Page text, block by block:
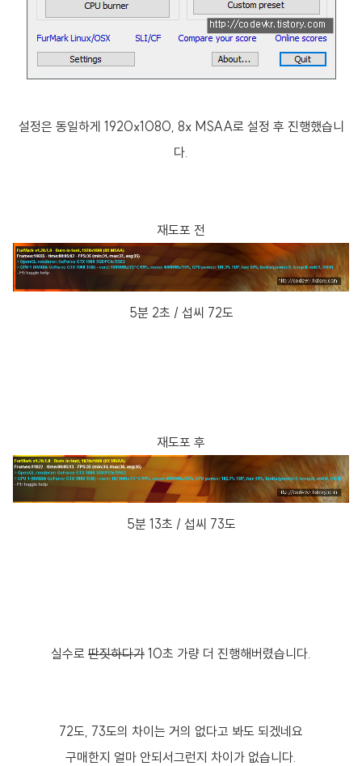
설정은 동일하게 1920x1080, 8x MSAA로 설정 후 진행했습니
다.
재도포 전
5분 2초 / 섭씨 72도
재도포 후
5분 13초 / 섭씨 73도
실수로 딴짓하다가 10초 가량 더 진행해버렸습니다.
72도, 73도의 차이는 거의 없다고 봐도 되겠네요
구매한지 얼마 안되서그런지 차이가 없습니다.